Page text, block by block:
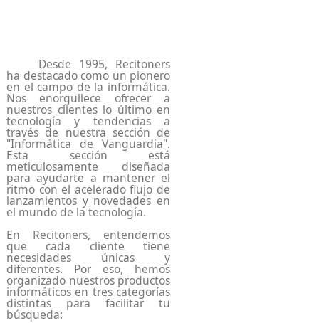
Desde 1995, Recitoners
ha destacado como un pionero
en el campo de la informática.
Nos enorgullece ofrecer a
nuestros clientes lo último en
tecnología y tendencias a
través de nuestra sección de
"Informática de Vanguardia".
Esta sección está
meticulosamente diseñada
para ayudarte a mantener el
ritmo con el acelerado flujo de
lanzamientos y novedades en
el mundo de la tecnología.
En Recitoners, entendemos
que cada cliente tiene
necesidades únicas y
diferentes. Por eso, hemos
organizado nuestros productos
informáticos en tres categorías
distintas para facilitar tu
búsqueda: